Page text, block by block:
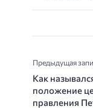
Предыдущая
Как
положение
правления